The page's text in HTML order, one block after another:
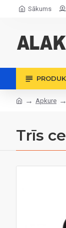
Sākums
Apkure
Trīs